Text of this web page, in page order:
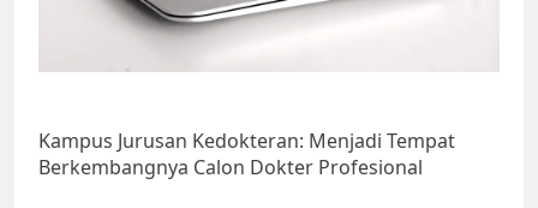
Kampus Jurusan Kedokteran: Menjadi Tempat
Berkembangnya Calon Dokter Profesional